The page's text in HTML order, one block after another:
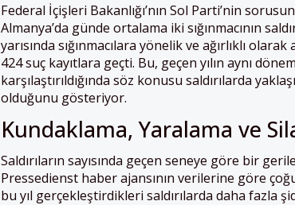
Federal İçişleri Bakanlığı’nın Sol Parti’nin
Almanya’da günde ortalama iki sığınmacının
yarısında sığınmacılara yönelik ve ağırlıklı
424 suç kayıtlara geçti. Bu, geçen yılın aynı
karşılaştırıldığında söz konusu saldırılarda
olduğunu gösteriyor.
Kundaklama, Yaralama ve
Saldırıların sayısında geçen seneye göre bir
Pressedienst haber ajansının verilerine göre
bu yıl gerçekleştirdikleri saldırılarda daha fazla